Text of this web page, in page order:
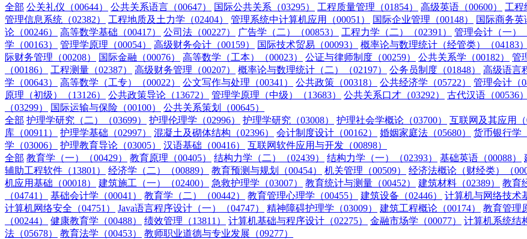
全部 公关礼仪（00644） 公共关系语言（00647） 国际公共关系（03295） 工程质量管理（01854） 高级英语（00600） 工程
管理信息系统（02382）
工程地质及土力学（02404） 管理系统中计算机应用（00051） 国际企业管理（00148） 国际商务英
论（00246）
高等数学基础（00417） 公司法（00227） 广告学（二）（00853） 工程力学（二）（02391） 管理会计（一）
学（00163）
管理学原理（00054） 高级财务会计（00159） 国际技术贸易（00093） 概率论与数理统计（经管类）（04183）
际财务管理（00208）
国际金融（00076） 高等数学（工本）（00023） 公证与律师制度（00259） 公共关系学（00182） 管
（00186）
工程测量（02387） 高级财务管理（00207） 概率论与数理统计（二）（02197） 公务员制度（01848） 高级语言
学（00643）
高等数学（工专）（00022） 公文写作与处理（00341） 公共政策（00318） 公共经济学（05722） 管理会计（
原理（初级）（13126）
公共政策导论（13672） 管理学原理（中级）（13683） 公共关系口才（03292） 古代汉语（00536）
（03299）
国际运输与保险（00100）
公共关系策划（00645）
全部 护理学研究（二）（03699） 护理伦理学（02996） 护理学研究（03008） 护理社会学概论（03700） 互联网及其应用（
库（00911）
护理学基础（02997） 混凝土及砌体结构（02396） 会计制度设计（00162） 婚姻家庭法（05680） 货币银行学
学（03006）
护理教育导论（03005） 汉语基础（00416）
互联网软件应用与开发（00898）
全部 教育学（一）（00429） 教育原理（00405） 结构力学（二）（02439） 结构力学（一）（02393） 基础英语（00088）
辅助工程软件（13801）
经济学（二）（00889） 教育预测与规划（00454） 机关管理（00509） 经济法概论（财经类）（
机应用基础（00018）
建筑施工（一）（02400） 急救护理学（03007） 教育统计与测量（00452） 建筑材料（02389） 教育
（04741）
基础会计学（00041） 教育学（二）（00442） 教育管理心理学（00455） 建筑设备（02446） 计算机与网络技术
计算机网络安全（04751）
Java语言程序设计（一）（04747） 精神障碍护理学（03009） 建筑工程概论（00174） 教育管理
（00244）
健康教育学（00488） 绩效管理（13811） 计算机基础与程序设计（02275） 金融市场学（00077） 计算机系统结
法（05678）
教育法学（00453）
教师职业道德与专业发展（09277）